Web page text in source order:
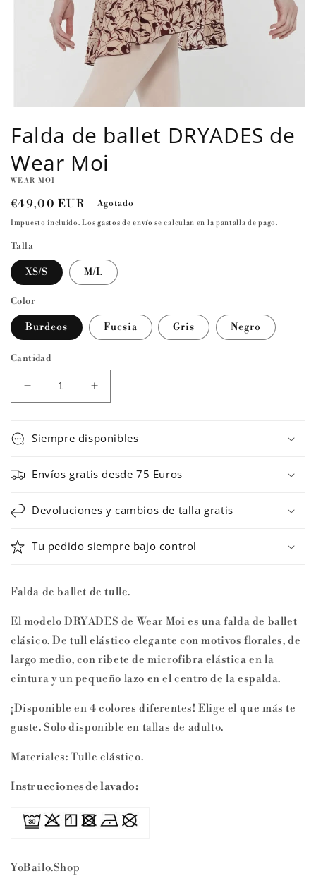
multimedia
1
en
una
ventana
modal
Falda de ballet DRYADES de
Wear Moi
WEAR MOI
Precio
habitual
€49,00 EUR Agotado
Impuesto incluido. Losgastos de envío se calculan en la pantalla de pago.
Talla
XS/S M/L
Color
Burdeos Fucsia Gris Negro
Cantidad
Reducir
cantidad
Falda
DRYADES
Wear
Aumentar
cantidad
Falda
DRYADES
Wear
Siempre disponibles
Envíos gratis desde 75 Euros
Devoluciones y cambios de talla gratis
Tu pedido siempre bajo control
Falda de ballet de tulle.
El modelo DRYADES de Wear Moi es una falda de ballet
clásico.De tull elástico elegante con motivos florales, de
largo medio, con ribete de microfibra elástica en la
cintura y un pequeño lazo en el centro de la espalda.
¡Disponible en 4 colores diferentes! Elige el que más te
guste. Solo disponible en tallas de adulto.
Materiales: Tulle elástico.
Instrucciones de lavado:
YoBailo.Shop